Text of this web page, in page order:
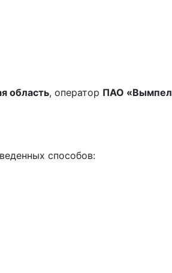
область, оператор ПАО
способов: